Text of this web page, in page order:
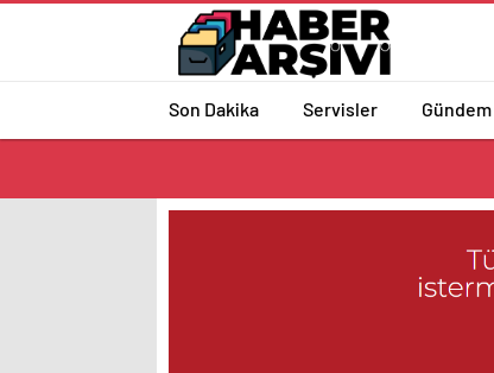
Son Dakika Servisler Gündem